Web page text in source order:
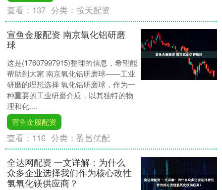
查看： 137 分类：按天配资
宣鱼金服配资 南京氧化铝研磨
球
这是(17607997915)整理的信息，希望能
帮助到大家 南京氧化铝研磨球——工业
研磨的理想选择 氧化铝研磨球，作为一
种重要的工业研磨介质，以其独特的物
理和化....
宣鱼金服配资
查看： 116 分类：盈昌优配
全达网配资 一文详解：为什么
众多企业选择我们作为核心改性
氢氧化镁供应商？